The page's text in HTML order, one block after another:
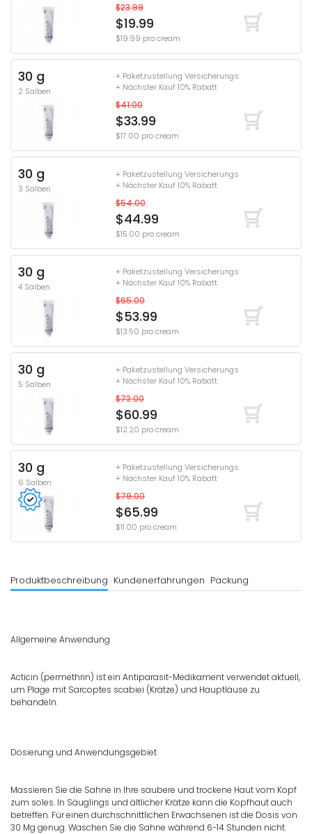
$23.99
$19.99
$19.99 pro cream
30 g
2 Salben
+ Paketzustellung Versicherungs
+ Nächster Kauf 10% Rabatt
$41.00
$33.99
$17.00 pro cream
30 g
3 Salben
+ Paketzustellung Versicherungs
+ Nächster Kauf 10% Rabatt
$54.00
$44.99
$15.00 pro cream
30 g
4 Salben
+ Paketzustellung Versicherungs
+ Nächster Kauf 10% Rabatt
$65.00
$53.99
$13.50 pro cream
30 g
5 Salben
+ Paketzustellung Versicherungs
+ Nächster Kauf 10% Rabatt
$73.00
$60.99
$12.20 pro cream
30 g
6 Salben
+ Paketzustellung Versicherungs
+ Nächster Kauf 10% Rabatt
$79.00
$65.99
$11.00 pro cream
Produktbeschreibung Kundenerfahrungen Packung
Allgemeine Anwendung
Acticin (permethrin) ist ein Antiparasit-Medikament verwendet aktuell,
um Plage mit Sarcoptes scabiei (Krätze) und Hauptläuse zu
behandeln.
Dosierung und Anwendungsgebiet
Massieren Sie die Sahne in Ihre saubere und trockene Haut vom Kopf
zum soles. In Säuglings und ältlicher Krätze kann die Kopfhaut auch
betreffen. Für einen durchschnittlichen Erwachsenen ist die Dosis von
30 Mg genug. Waschen Sie die Sahne während 6-14 Stunden nicht.